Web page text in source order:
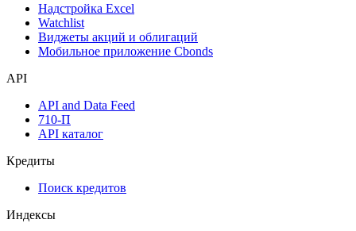
Надстройка Excel
Watchlist
Виджеты акций и облигаций
Мобильное приложение Cbonds
API
API and Data Feed
710-П
API каталог
Кредиты
Поиск кредитов
Индексы